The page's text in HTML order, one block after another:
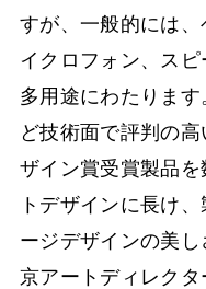
すが、一般的には
イクロフォン、ス
多用途にわたりま
ど技術面で評判の
ザイン賞受賞製品
トデザインに長け
ージデザインの美
京アートディレク